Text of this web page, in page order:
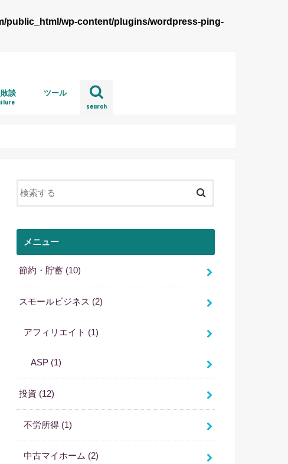
public_html/wp-content/plugins/wordpress-ping-
search
談 ツール
メニュー
節約・貯蓄 (10)
スモールビジネス (2)
アフィリエイト (1)
ASP (1)
投資 (12)
不労所得 (1)
中古マイホーム (2)